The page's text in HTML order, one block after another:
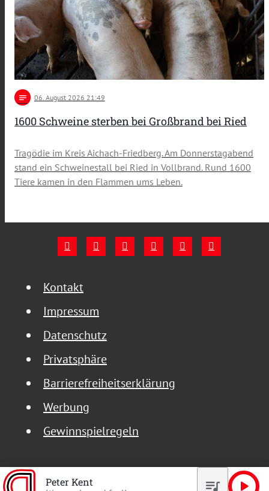
notes 06 . August 2026 21:49
1600 Schweine sterben bei Großbrand bei Ried
Tragödie im Kreis Aichach-Friedberg. Am Donnerstagabend
stand ein Schweinestall bei Ried in Vollbrand. Rund 1600
Tiere kamen in den Flammen ums Leben.
Kontakt
Impressum
Datenschutz
Privatsphäre
Barrierefreiheitserklärung
Werbung
Gewinnspielregeln
Peter Kent play_arrow
queue_music